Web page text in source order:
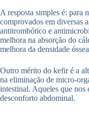
A resposta simples é: para
comprovados em diversas
antitrombótico e
melhora na absorção do
melhora da densidade
Outro mérito do kefir é a
na eliminação de micro-
intestinal. Aqueles que nos
desconforto abdominal.